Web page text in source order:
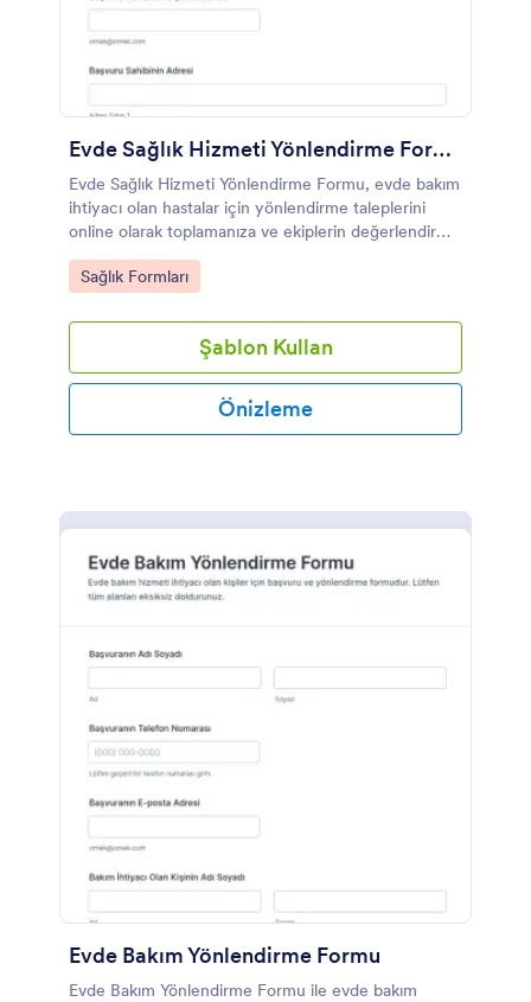
Evde Sağlık Hizmeti Yönlendirme Formu
Evde Sağlık Hizmeti Yönlendirme Formu, evde bakım
ihtiyacı olan hastalar için yönlendirme taleplerini
online olarak toplamanıza ve ekiplerin değerlendirme
sürecini tek kanalda yönetmesine yardımcı olur.
Go to Category:
Sağlık Formları
Şablon Kullan
Önizleme
Evde Bakım Yönlendirme Formu
Evde Bakım Yönlendirme Formu ile evde bakım